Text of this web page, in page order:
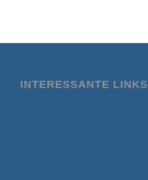
INTERESSANTE LINKS